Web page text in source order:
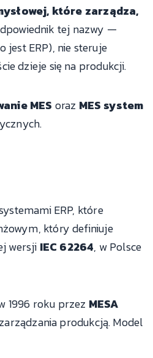
które zarządza,
tej nazwy —
jest ERP), nie steruje
dzieje się na produkcji.
MES oraz MES system
ERP, które
który definiuje
wersji IEC 62264, w Polsce
1996 roku przez MESA
produkcją. Model